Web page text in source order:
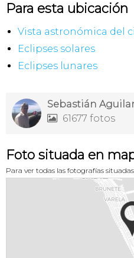
Para esta ubicación
Vista astronómica del
Eclipses solares
Eclipses lunares
Sebastián
 61677 fotos
Foto situada en
Para ver todas las fotografías